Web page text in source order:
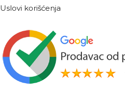
Uslovi korišćenja